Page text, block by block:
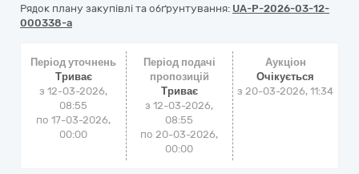
Рядок плану закупівлі та обґрунтування: UA-P-2026-03-12-
000338-a
Період уточнень
Триває
з 12-03-2026,
08:55
по 17-03-2026,
00:00
Період подачі
пропозицій
Триває
з 12-03-2026,
08:55
по 20-03-2026,
00:00
Аукціон
Очікується
з20-03-2026, 11:34